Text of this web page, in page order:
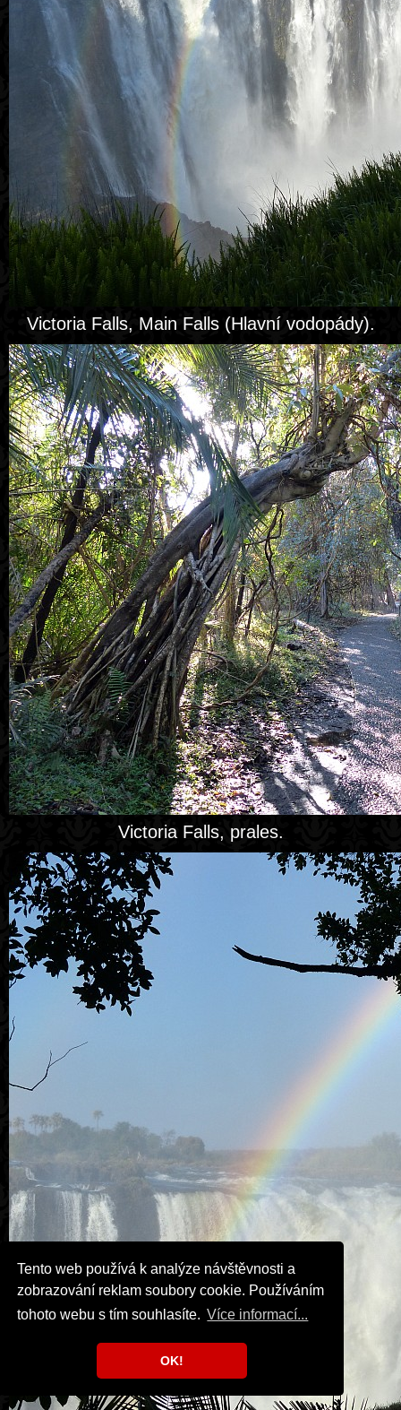
Tento web používá k analýze návštěvnosti a
zobrazování reklam soubory cookie. Používáním
tohoto webu s tím souhlasíte. Více informací...
OK!
Victoria Falls, Main Falls (Hlavní vodopády).
Victoria Falls, prales.